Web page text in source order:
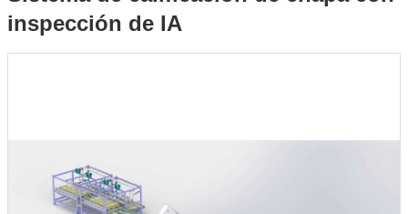
inspección de IA